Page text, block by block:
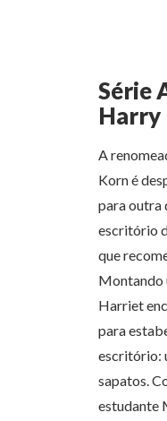
Série
Harry
A
Korn é
para outra
escritório
que
Montando
Harriet
para
escritório:
sapatos.
estudante